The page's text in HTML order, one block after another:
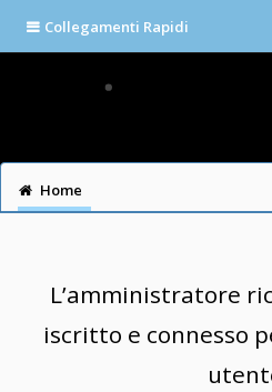
Collegamenti Rapidi
Home
L’amministratore
iscritto e connesso